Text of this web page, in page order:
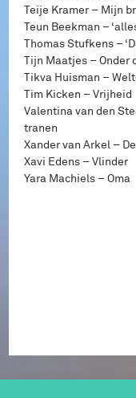
Teije Kramer – Mijn
Teun Beekman –
Thomas Stufkens –
Tijn Maatjes – Onder
Tikva Huisman –
Tim Kicken – Vrijheid
Valentina van den
tranen
Xander van Arkel –
Xavi Edens – Vlinder
Yara Machiels – Oma